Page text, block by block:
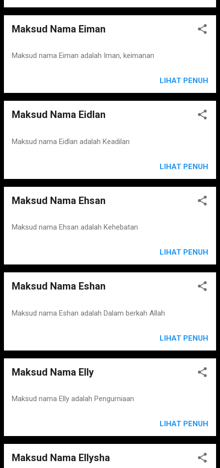
Maksud Nama Eiman
Maksud nama Eiman adalah Iman, keimanan
LIHAT PENUH
Maksud Nama Eidlan
Maksud nama Eidlan adalah Keadilan
LIHAT PENUH
Maksud Nama Ehsan
Maksud nama Ehsan adalah Kehebatan
LIHAT PENUH
Maksud Nama Eshan
Maksud nama Eshan adalah Dalam berkah Allah
LIHAT PENUH
Maksud Nama Elly
Maksud nama Elly adalah Pengurniaan
LIHAT PENUH
Maksud Nama Ellysha